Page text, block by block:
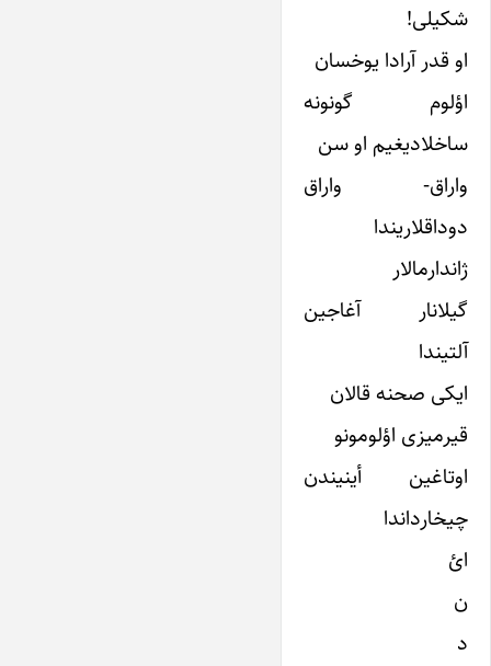
شکیلی!
او قدر آرادا یوخسان
اؤلوم گونونه
ساخلادیغیم او سن
واراق- واراق
دوداقلاریندا
ژاندارمالار
گیلانار آغاجین
آلتیندا
ایکی صحنه قالان
قیرمیزی اؤلومونو
اوتاغین أینیندن
چیخارداندا
ائ
ن
د